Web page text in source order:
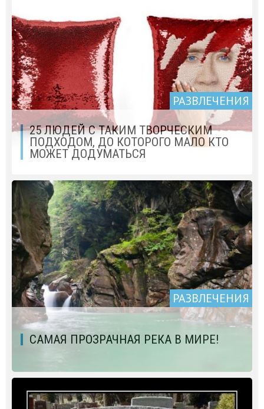
РАЗВЛЕЧЕНИЯ
25 ЛЮДЕЙ С ТАКИМ ТВОРЧЕСКИМ
ПОДХОДОМ, ДО КОТОРОГО МАЛО КТО
МОЖЕТ ДОДУМАТЬСЯ
РАЗВЛЕЧЕНИЯ
САМАЯ ПРОЗРАЧНАЯ РЕКА В МИРЕ!